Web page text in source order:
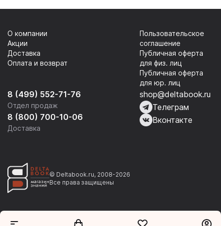
рабочей тетради
учебнику
8 (499) 552-71-76
Отдел продаж
8 (800) 700-10-06
Доставка
О компании
Акции
Доставка
Оплата и возврат
Пользовательское
соглашение
Публичная оферта
для физ. лиц
Публичная оферта
для юр. лиц
shop@deltabook.ru
Телеграм
Вконтакте
© Deltabook.ru, 2008-2026
Все права защищены